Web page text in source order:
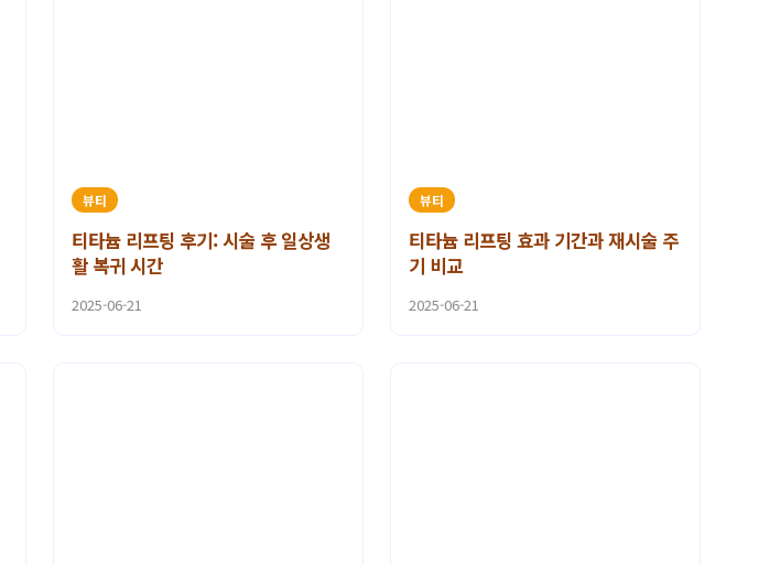
뷰티
티타늄 리프팅 후기: 시술 후 일상생
활 복귀 시간
2025-06-21
뷰티
티타늄 리프팅 효과 기간과 재시술 주
기 비교
2025-06-21